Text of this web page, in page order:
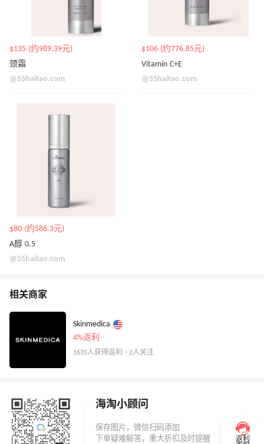
$135 (约989.39元)
颈霜
@55haitao.com
$106 (约776.85元)
Vitamin C+E
@55haitao.com
$80 (约586.3元)
A醇 0.5
@55haitao.com
相关商家
Skinmedica
4%返利
1635人获得返利 · 2人关注
海淘小顾问
返利